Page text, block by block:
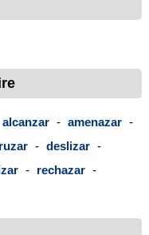
alcanzar - amenazar -
- deslizar -
- rechazar -